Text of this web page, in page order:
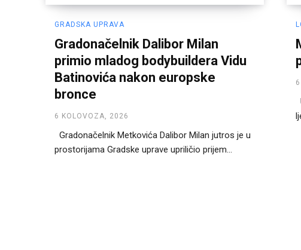
GRADSKA UPRAVA
Gradonačelnik Dalibor Milan
primio mladog bodybuildera Vidu
Batinovića nakon europske
bronce
6 KOLOVOZA, 2026
Gradonačelnik Metkovića Dalibor Milan jutros je u
prostorijama Gradske uprave upriličio prijem...